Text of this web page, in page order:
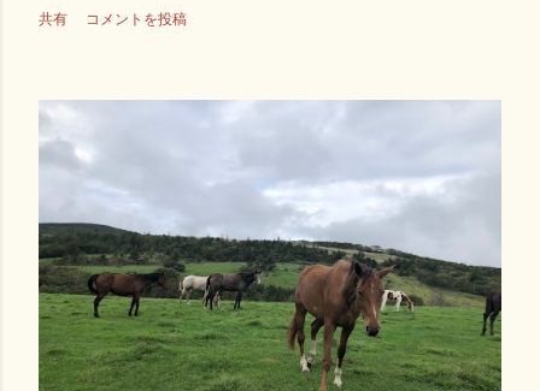
共有 コメントを投稿